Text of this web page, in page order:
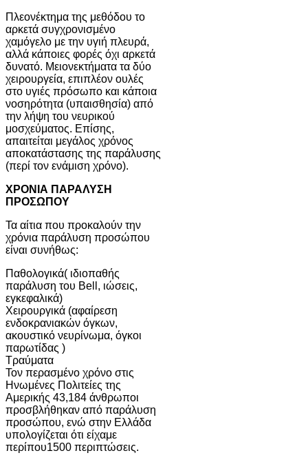
Πλεονέκτημα της μεθόδου το
αρκετά συγχρονισμένο
χαμόγελο με την υγιή πλευρά,
αλλά κάποιες φορές όχι αρκετά
δυνατό. Μειονεκτήματα τα δύο
χειρουργεία, επιπλέον ουλές
στο υγιές πρόσωπο και κάποια
νοσηρότητα (υπαισθησία) από
την λήψη του νευρικού
μοσχεύματος. Επίσης,
απαιτείται μεγάλος χρόνος
αποκατάστασης της παράλυσης
(περί τον ενάμιση χρόνο).
ΧΡΟΝΙΑ ΠΑΡΑΛΥΣΗ
ΠΡΟΣΩΠΟΥ
Τα αίτια που προκαλούν την
χρόνια παράλυση προσώπου
είναι συνήθως:
Παθολογικά( ιδιοπαθής
παράλυση του Bell, ιώσεις,
εγκεφαλικά)
Χειρουργικά (αφαίρεση
ενδοκρανιακών όγκων,
ακουστικό νευρίνωμα, όγκοι
παρωτίδας )
Τραύματα
Τον περασμένο χρόνο στις
Ηνωμένες Πολιτείες της
Αμερικής 43,184 άνθρωποι
προσβλήθηκαν από παράλυση
προσώπου, ενώ στην Ελλάδα
υπολογίζεται ότι είχαμε
περίπου1500 περιπτώσεις.